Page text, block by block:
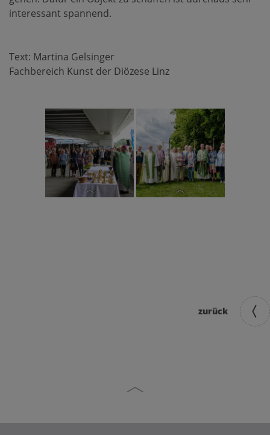
interessant spannend.
Text: Martina Gelsinger
Fachbereich Kunst der Diözese Linz
zurück